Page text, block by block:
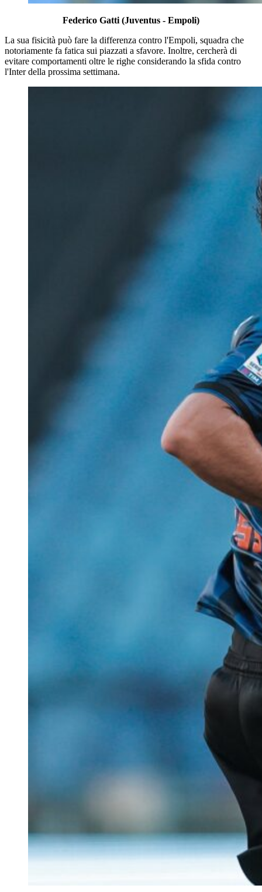
Federico Gatti (Juventus - Empoli)
La sua fisicità può fare la differenza contro l'Empoli, squadra che
notoriamente fa fatica sui piazzati a sfavore. Inoltre, cercherà di
evitare comportamenti oltre le righe considerando la sfida contro
l'Inter della prossima settimana.